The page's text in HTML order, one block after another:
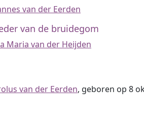
van der Eerden
van de bruidegom
Maria van der Heijden
van der Eerden, geboren op 8